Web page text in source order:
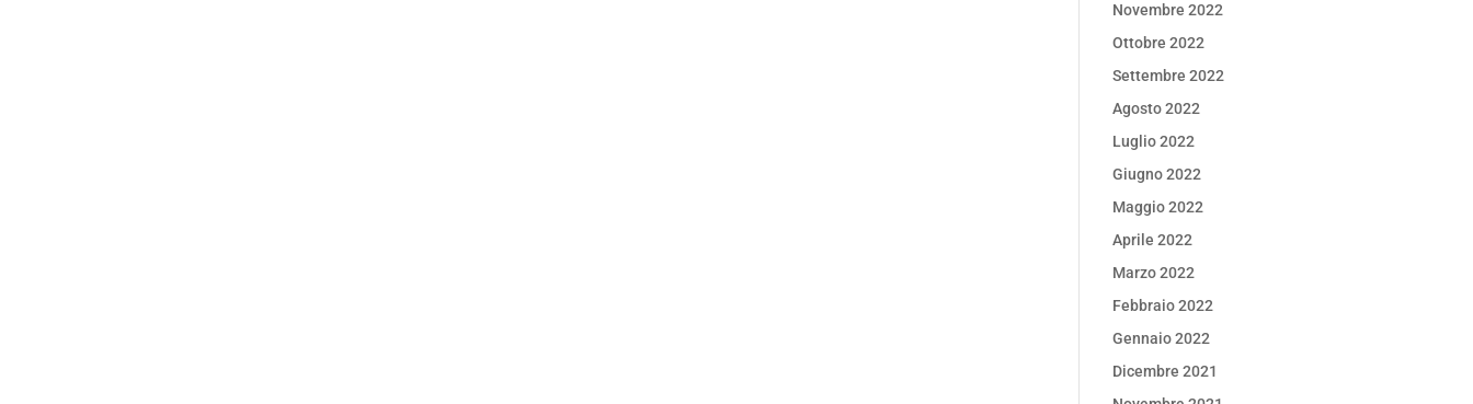
Novembre 2022
Ottobre 2022
Settembre 2022
Agosto 2022
Luglio 2022
Giugno 2022
Maggio 2022
Aprile 2022
Marzo 2022
Febbraio 2022
Gennaio 2022
Dicembre 2021